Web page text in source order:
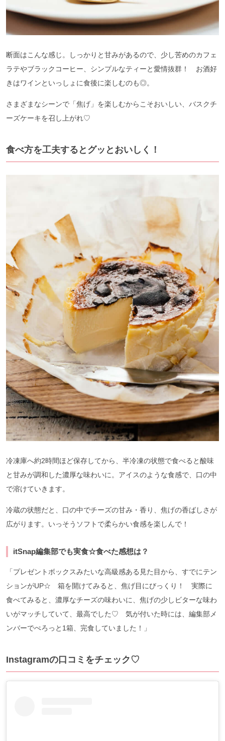
断面はこんな感じ。しっかりと甘みがあるので、少し苦めのカフェ
ラテやブラックコーヒー、シンプルなティーと愛情抜群！ お酒好
きはワインといっしょに食後に楽しむのも◎。
さまざまなシーンで「焦げ」を楽しむからこそおいしい、バスクチ
ーズケーキを召し上がれ♡
食べ方を工夫するとグッとおいしく！
冷凍庫へ約2時間ほど保存してから、半冷凍の状態で食べると酸味
と甘みが調和した濃厚な味わいに。アイスのような食感で、口の中
で溶けていきます。
冷蔵の状態だと、口の中でチーズの甘み・香り、焦げの香ばしさが
広がります。いっそうソフトで柔らかい食感を楽しんで！
itSnap編集部でも実食☆食べた感想は？
「プレゼントボックスみたいな高級感ある見た目から、すでにテン
ションがUP☆ 箱を開けてみると、焦げ目にびっくり！ 実際に
食べてみると、濃厚なチーズの味わいに、焦げの少しビターな味わ
いがマッチしていて、最高でした♡ 気が付いた時には、編集部メ
ンバーでぺろっと1箱、完食していました！」
Instagramの口コミをチェック♡